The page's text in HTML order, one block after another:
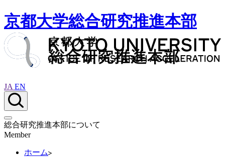
京都大学総合研究推進本部
JA EN
総合研究推進本部について
Member
ホーム